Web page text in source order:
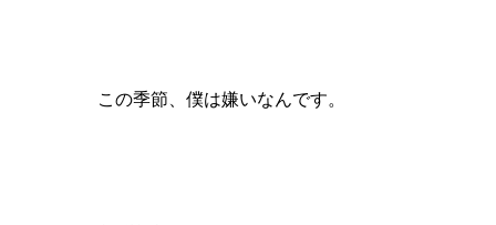
この季節、僕は嫌いなんです。